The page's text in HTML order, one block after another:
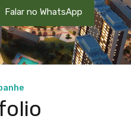
Falar no WhatsApp